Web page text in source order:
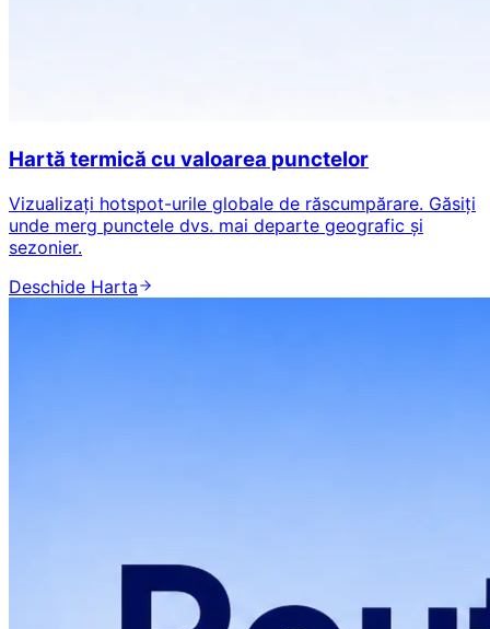
Hartă termică cu valoarea punctelor
Vizualizați hotspot-urile globale de răscumpărare. Găsiți
unde merg punctele dvs. mai departe geografic și
sezonier.
Deschide Harta